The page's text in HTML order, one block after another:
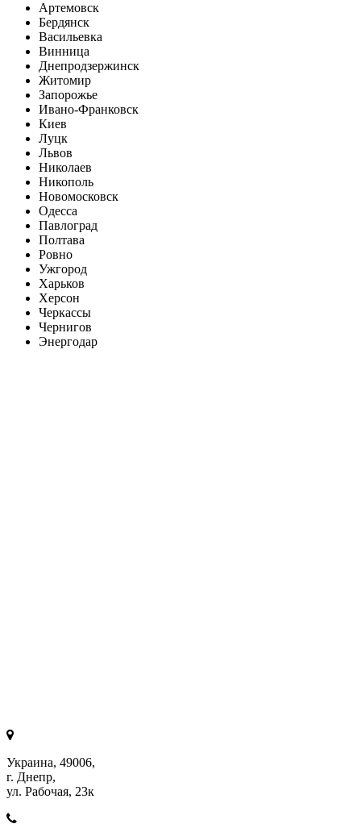
Артемовск
Бердянск
Васильевка
Винница
Днепродзержинск
Житомир
Запорожье
Ивано-Франковск
Киев
Луцк
Львов
Николаев
Никополь
Новомосковск
Одесса
Павлоград
Полтава
Ровно
Ужгород
Харьков
Херсон
Черкассы
Чернигов
Энергодар
Украина, 49006,
г. Днепр,
ул. Рабочая, 23к